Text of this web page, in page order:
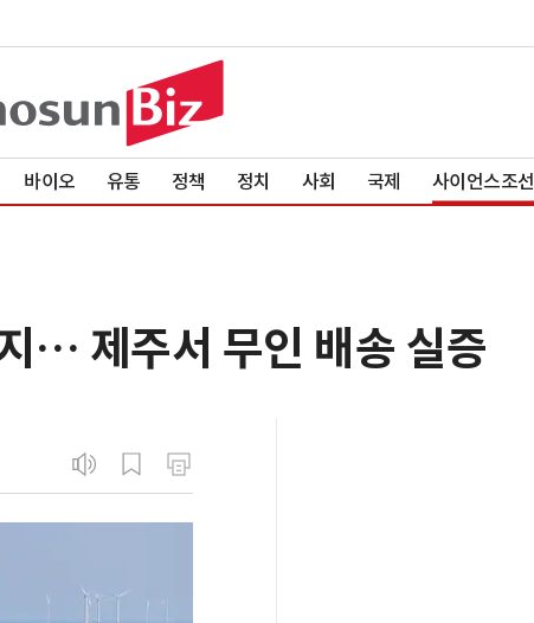
바이오 유통 정책 정치 사회 국제 사이언스조선
… 제주서 무인 배송 실증